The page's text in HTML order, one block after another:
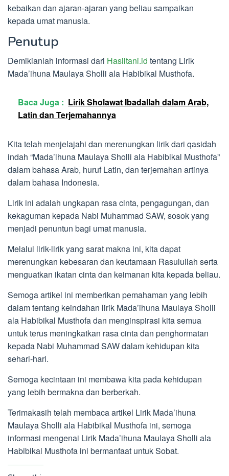
kebaikan dan ajaran-ajaran yang beliau sampaikan
kepada umat manusia.
Penutup
Demikianlah informasi dari Hasiltani.id tentang Lirik
Mada’ihuna Maulaya Sholli ala Habibikal Musthofa.
Baca Juga : Lirik Sholawat Ibadallah dalam Arab,
Latin dan Terjemahannya
Kita telah menjelajahi dan merenungkan lirik dari qasidah
indah “Mada’ihuna Maulaya Sholli ala Habibikal Musthofa”
dalam bahasa Arab, huruf Latin, dan terjemahan artinya
dalam bahasa Indonesia.
Lirik ini adalah ungkapan rasa cinta, pengagungan, dan
kekaguman kepada Nabi Muhammad SAW, sosok yang
menjadi penuntun bagi umat manusia.
Melalui lirik-lirik yang sarat makna ini, kita dapat
merenungkan kebesaran dan keutamaan Rasulullah serta
menguatkan ikatan cinta dan keimanan kita kepada beliau.
Semoga artikel ini memberikan pemahaman yang lebih
dalam tentang keindahan lirik Mada’ihuna Maulaya Sholli
ala Habibikal Musthofa dan menginspirasi kita semua
untuk terus meningkatkan rasa cinta dan penghormatan
kepada Nabi Muhammad SAW dalam kehidupan kita
sehari-hari.
Semoga kecintaan ini membawa kita pada kehidupan
yang lebih bermakna dan berberkah.
Terimakasih telah membaca artikel Lirik Mada’ihuna
Maulaya Sholli ala Habibikal Musthofa ini, semoga
informasi mengenai Lirik Mada’ihuna Maulaya Sholli ala
Habibikal Musthofa ini bermanfaat untuk Sobat.